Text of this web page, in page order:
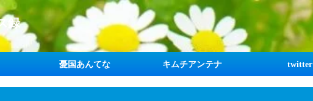
録
憂国あんてな キムチアンテナ twitter